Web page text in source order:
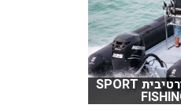
סירת דייג ספורטיבית SPORT